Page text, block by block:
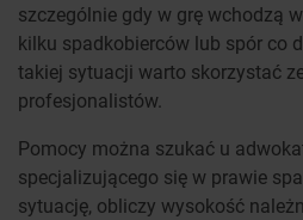
szczególnie gdy w grę wchodzą
kilku spadkobierców lub spór co
takiej sytuacji warto skorzystać
profesjonalistów.
Pomocy można szukać u
specjalizującego się w prawie
sytuację, obliczy wysokość